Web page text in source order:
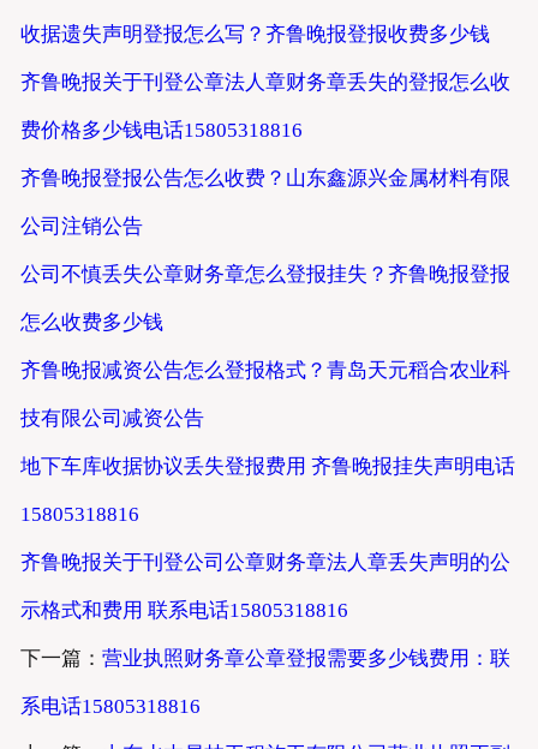
收据遗失声明登报怎么写？齐鲁晚报登报收费多少钱
齐鲁晚报关于刊登公章法人章财务章丢失的登报怎么收
费价格多少钱电话15805318816
齐鲁晚报登报公告怎么收费？山东鑫源兴金属材料有限
公司注销公告
公司不慎丢失公章财务章怎么登报挂失？齐鲁晚报登报
怎么收费多少钱
齐鲁晚报减资公告怎么登报格式？青岛天元稻合农业科
技有限公司减资公告
地下车库收据协议丢失登报费用 齐鲁晚报挂失声明电话
15805318816
齐鲁晚报关于刊登公司公章财务章法人章丢失声明的公
示格式和费用 联系电话15805318816
下一篇： 营业执照财务章公章登报需要多少钱费用：联
系电话15805318816